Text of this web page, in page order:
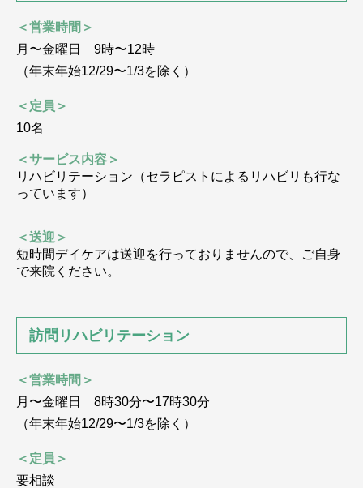
＜営業時間＞
月〜金曜日 9時〜12時
（年末年始12/29〜1/3を除く）
＜定員＞
10名
＜サービス内容＞
リハビリテーション（セラピストによるリハビリも行な
っています）
＜送迎＞
短時間デイケアは送迎を行っておりませんので、ご自身
で来院ください。
訪問リハビリテーション
＜営業時間＞
月〜金曜日 8時30分〜17時30分
（年末年始12/29〜1/3を除く）
＜定員＞
要相談